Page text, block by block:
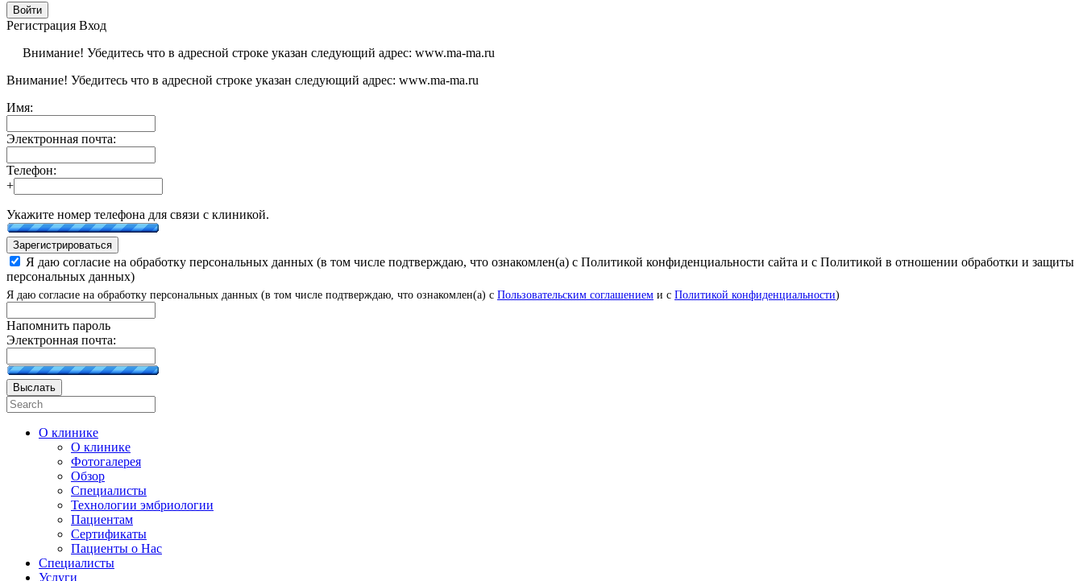
Войти
Регистрация Вход
Внимание! Убедитесь что в адресной строке указан следующий адрес: www.ma-ma.ru
Внимание! Убедитесь что в адресной строке указан следующий адрес: www.ma-ma.ru
Имя:
Электронная почта:
Телефон:
+
Укажите номер телефона для связи с клиникой.
Зарегистрироваться
Я даю согласие на обработку персональных данных (в том числе подтверждаю, что ознакомлен(а) с Политикой конфиденциальности сайта и с Политикой в отношении обработки и защиты
персональных данных)
Я даю согласие на обработку персональных данных (в том числе подтверждаю, что ознакомлен(а) с Пользовательским соглашением и с Политикой конфиденциальности)
Напомнить пароль
Электронная почта:
Выслать
О клинике
О клинике
Фотогалерея
Обзор
Специалисты
Технологии эмбриологии
Пациентам
Сертификаты
Пациенты о Нас
Специалисты
Услуги